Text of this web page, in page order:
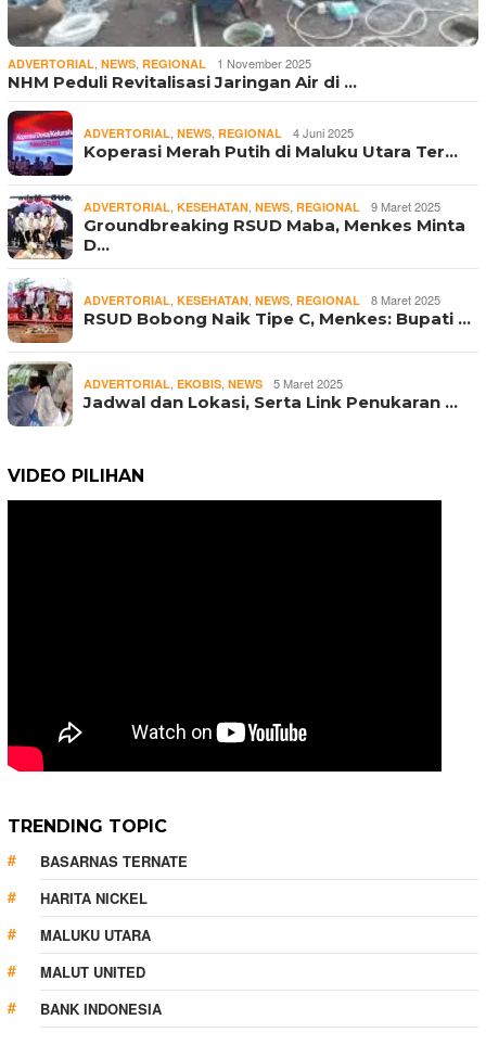
ADVERTORIAL, NEWS, REGIONAL 1 November 2025
NHM Peduli Revitalisasi Jaringan Air di …
ADVERTORIAL, NEWS, REGIONAL 4 Juni 2025
Koperasi Merah Putih di Maluku Utara Ter…
ADVERTORIAL, KESEHATAN, NEWS, REGIONAL 9 Maret 2025
Groundbreaking RSUD Maba, Menkes Minta
D…
ADVERTORIAL, KESEHATAN, NEWS, REGIONAL 8 Maret 2025
RSUD Bobong Naik Tipe C, Menkes: Bupati …
ADVERTORIAL, EKOBIS, NEWS 5 Maret 2025
Jadwal dan Lokasi, Serta Link Penukaran …
VIDEO PILIHAN
TRENDING TOPIC
BASARNAS TERNATE
HARITA NICKEL
MALUKU UTARA
MALUT UNITED
BANK INDONESIA